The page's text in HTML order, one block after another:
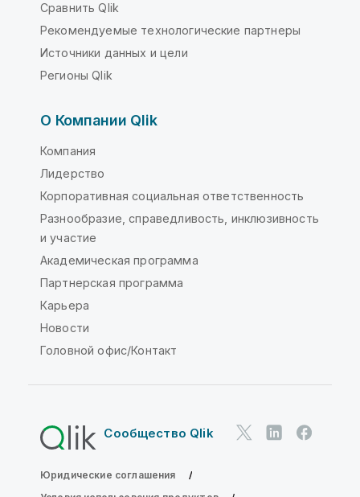
Сравнить Qlik
Рекомендуемые технологические партнеры
Источники данных и цели
Регионы Qlik
О Компании Qlik
Компания
Лидерство
Корпоративная социальная ответственность
Разнообразие, справедливость, инклюзивность
и участие
Академическая программа
Партнерская программа
Карьера
Новости
Головной офис/Контакт
Сообщество Qlik
Юридические соглашения